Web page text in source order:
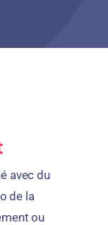
avec du
de la
ou